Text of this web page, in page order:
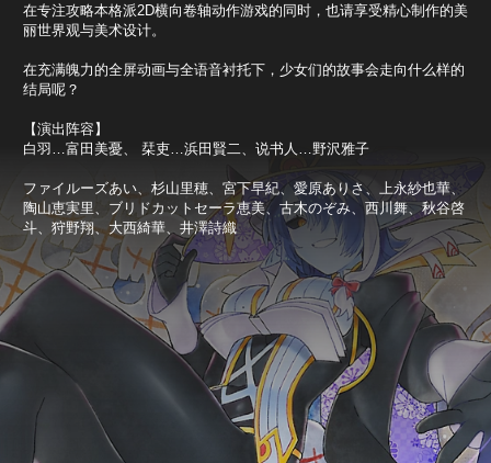
在专注攻略本格派2D横向卷轴动作游戏的同时，也请享受精心制作的美
丽世界观与美术设计。
在充满魄力的全屏动画与全语音衬托下，少女们的故事会走向什么样的
结局呢？
【演出阵容】
白羽…富田美憂、 栞吏…浜田賢二、说书人…野沢雅子
ファイルーズあい、杉山里穂、宮下早紀、愛原ありさ、上永紗也華、
陶山恵実里、ブリドカットセーラ恵美、古木のぞみ、西川舞、秋谷啓
斗、狩野翔、大西綺華、井澤詩織